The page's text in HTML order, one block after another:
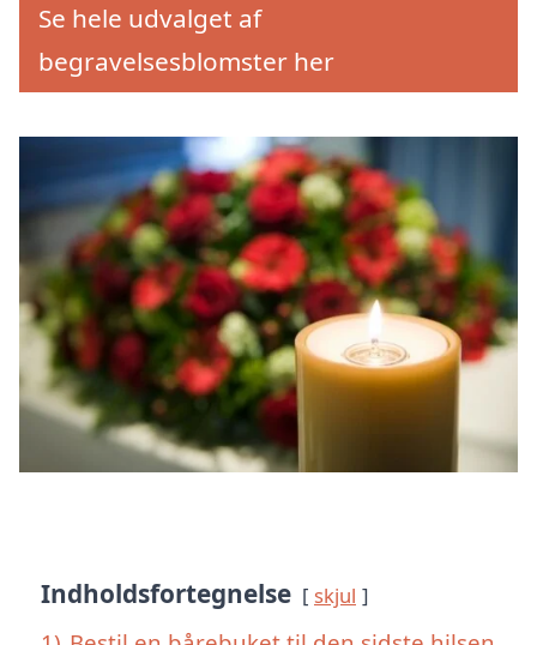
Se hele udvalget af
begravelsesblomster her
Indholdsfortegnelse skjul